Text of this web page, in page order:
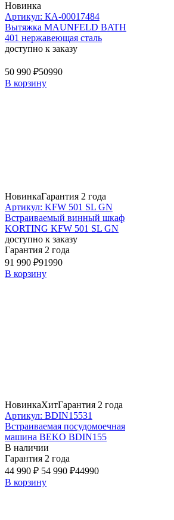
Новинка
Артикул: КА-00017484
Вытяжка MAUNFELD BATH
401 нержавеющая сталь
доступно к заказу
50 990 ₽50990
В корзину
НовинкаГарантия 2 года
Артикул: KFW 501 SL GN
Встраиваемый винный шкаф
KORTING KFW 501 SL GN
доступно к заказу
Гарантия 2 года
91 990 ₽91990
В корзину
НовинкаХитГарантия 2 года
Артикул: BDIN15531
Встраиваемая посудомоечная
машина BEKO BDIN155
В наличии
Гарантия 2 года
44 990 ₽ 54 990 ₽44990
В корзину